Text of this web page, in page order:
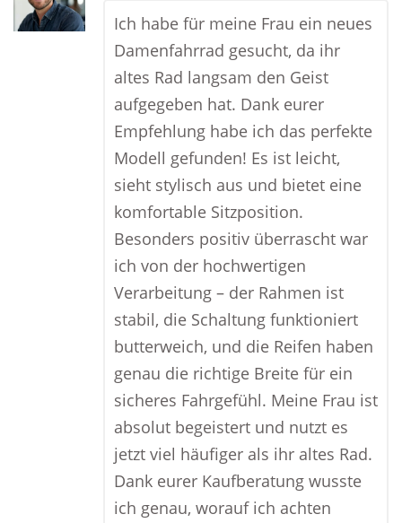
Ich habe für meine Frau ein neues
Damenfahrrad gesucht, da ihr
altes Rad langsam den Geist
aufgegeben hat. Dank eurer
Empfehlung habe ich das perfekte
Modell gefunden! Es ist leicht,
sieht stylisch aus und bietet eine
komfortable Sitzposition.
Besonders positiv überrascht war
ich von der hochwertigen
Verarbeitung – der Rahmen ist
stabil, die Schaltung funktioniert
butterweich, und die Reifen haben
genau die richtige Breite für ein
sicheres Fahrgefühl. Meine Frau ist
absolut begeistert und nutzt es
jetzt viel häufiger als ihr altes Rad.
Dank eurer Kaufberatung wusste
ich genau, worauf ich achten